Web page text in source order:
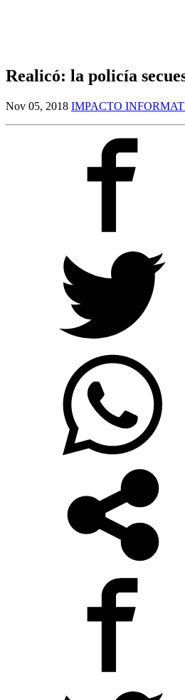
Realicó: la policía
Nov 05, 2018 IMPACTO